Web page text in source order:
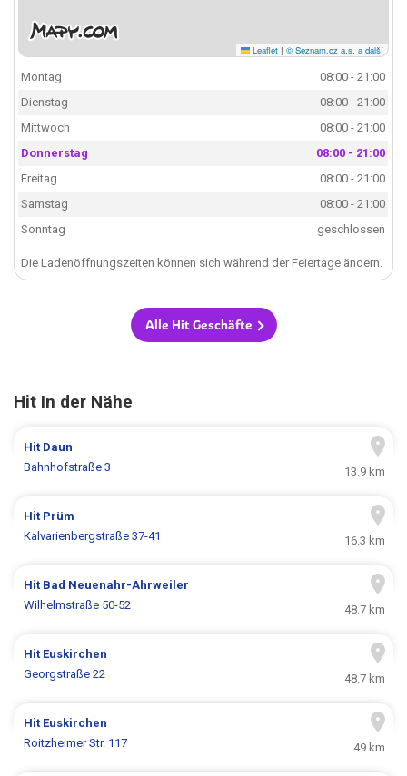
Leaflet | © Seznam.cz a.s. a další
Montag
08:00 - 21:00
Dienstag
08:00 - 21:00
Mittwoch
08:00 - 21:00
Donnerstag
08:00 - 21:00
Freitag
08:00 - 21:00
Samstag
08:00 - 21:00
Sonntag
geschlossen
Die Ladenöffnungszeiten können sich während der Feiertage ändern.
Alle Hit Geschäfte
Hit In der Nähe
Hit Daun
Bahnhofstraße 3
13.9 km
Hit Prüm
Kalvarienbergstraße 37-41
16.3 km
Hit Bad Neuenahr-Ahrweiler
Wilhelmstraße 50-52
48.7 km
Hit Euskirchen
Georgstraße 22
48.7 km
Hit Euskirchen
Roitzheimer Str. 117
49 km